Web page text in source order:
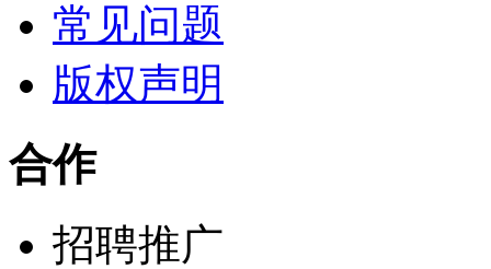
常见问题
版权声明
合作
招聘推广